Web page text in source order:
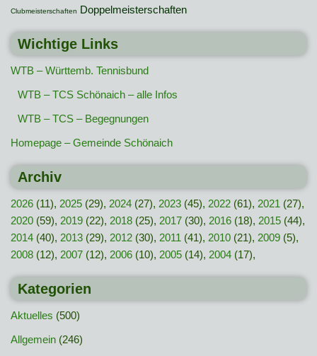
Clubmeisterschaften Doppelmeisterschaften
Wichtige Links
WTB – Württemb. Tennisbund
WTB – TCS Schönaich – alle Infos
WTB – TCS – Begegnungen
Homepage – Gemeinde Schönaich
Archiv
2026 (11), 2025 (29), 2024 (27), 2023 (45), 2022 (61), 2021 (27),
2020 (59), 2019 (22), 2018 (25), 2017 (30), 2016 (18), 2015 (44),
2014 (40), 2013 (29), 2012 (30), 2011 (41), 2010 (21), 2009 (5),
2008 (12), 2007 (12), 2006 (10), 2005 (14), 2004 (17),
Kategorien
Aktuelles (500)
Allgemein (246)